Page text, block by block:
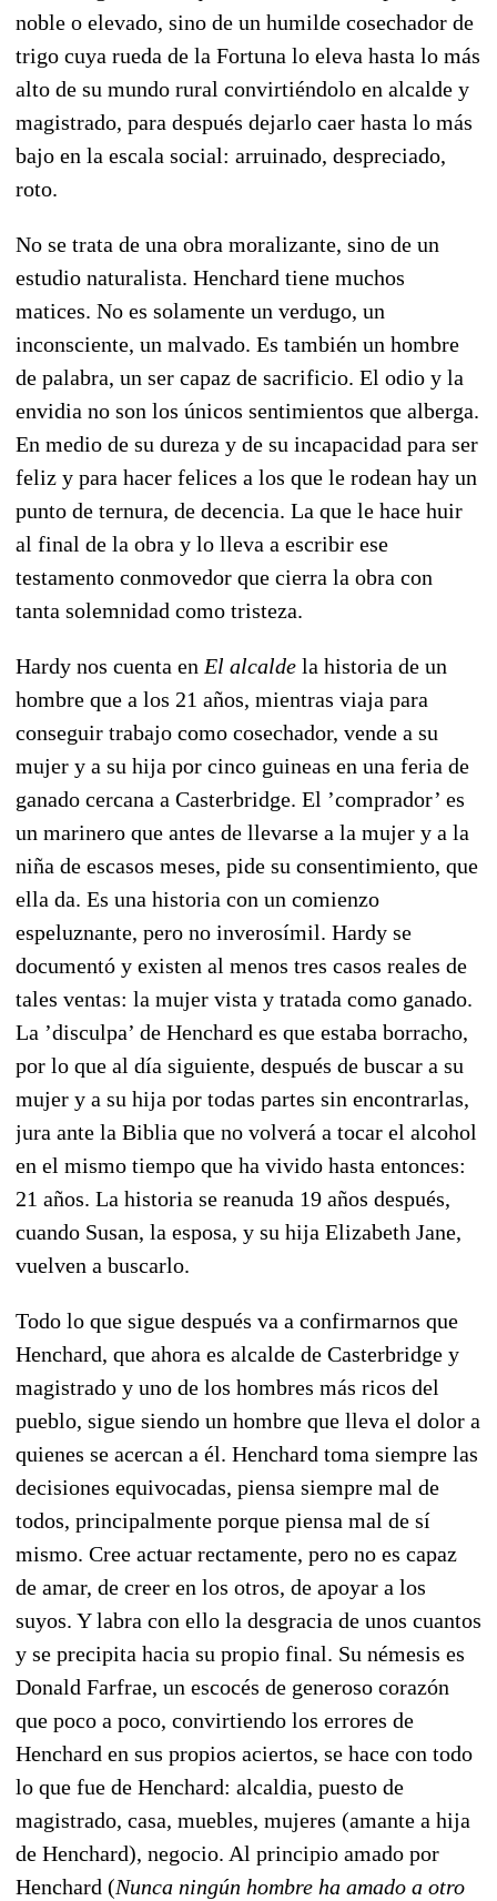
noble o elevado, sino de un humilde cosechador de
trigo cuya rueda de la Fortuna lo eleva hasta lo más
alto de su mundo rural convirtiéndolo en alcalde y
magistrado, para después dejarlo caer hasta lo más
bajo en la escala social: arruinado, despreciado,
roto.
No se trata de una obra moralizante, sino de un
estudio naturalista. Henchard tiene muchos
matices. No es solamente un verdugo, un
inconsciente, un malvado. Es también un hombre
de palabra, un ser capaz de sacrificio. El odio y la
envidia no son los únicos sentimientos que alberga.
En medio de su dureza y de su incapacidad para ser
feliz y para hacer felices a los que le rodean hay un
punto de ternura, de decencia. La que le hace huir
al final de la obra y lo lleva a escribir ese
testamento conmovedor que cierra la obra con
tanta solemnidad como tristeza.
Hardy nos cuenta en El alcalde la historia de un
hombre que a los 21 años, mientras viaja para
conseguir trabajo como cosechador, vende a su
mujer y a su hija por cinco guineas en una feria de
ganado cercana a Casterbridge. El ’comprador’ es
un marinero que antes de llevarse a la mujer y a la
niña de escasos meses, pide su consentimiento, que
ella da. Es una historia con un comienzo
espeluznante, pero no inverosímil. Hardy se
documentó y existen al menos tres casos reales de
tales ventas: la mujer vista y tratada como ganado.
La ’disculpa’ de Henchard es que estaba borracho,
por lo que al día siguiente, después de buscar a su
mujer y a su hija por todas partes sin encontrarlas,
jura ante la Biblia que no volverá a tocar el alcohol
en el mismo tiempo que ha vivido hasta entonces:
21 años. La historia se reanuda 19 años después,
cuando Susan, la esposa, y su hija Elizabeth Jane,
vuelven a buscarlo.
Todo lo que sigue después va a confirmarnos que
Henchard, que ahora es alcalde de Casterbridge y
magistrado y uno de los hombres más ricos del
pueblo, sigue siendo un hombre que lleva el dolor a
quienes se acercan a él. Henchard toma siempre las
decisiones equivocadas, piensa siempre mal de
todos, principalmente porque piensa mal de sí
mismo. Cree actuar rectamente, pero no es capaz
de amar, de creer en los otros, de apoyar a los
suyos. Y labra con ello la desgracia de unos cuantos
y se precipita hacia su propio final. Su némesis es
Donald Farfrae, un escocés de generoso corazón
que poco a poco, convirtiendo los errores de
Henchard en sus propios aciertos, se hace con todo
lo que fue de Henchard: alcaldia, puesto de
magistrado, casa, muebles, mujeres (amante a hija
de Henchard), negocio. Al principio amado por
Henchard (Nunca ningún hombre ha amado a otro